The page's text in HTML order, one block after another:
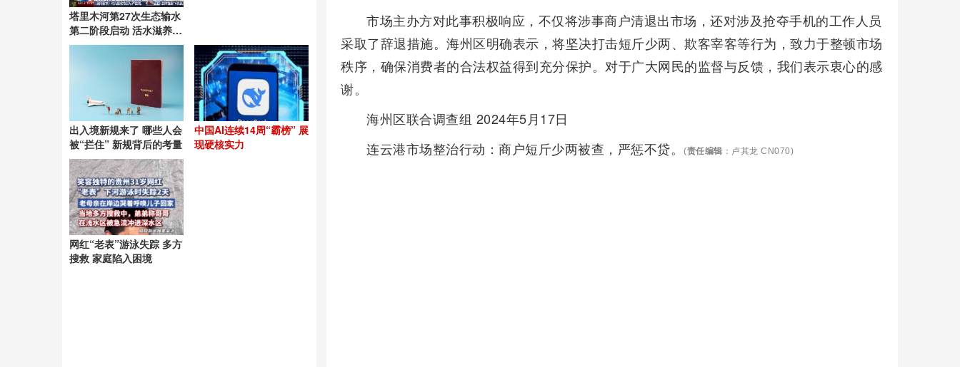
市场主办方对此事积极响应，不仅将涉事商户清退出市场，还对涉及抢夺手机的工作人员
采取了辞退措施。海州区明确表示，将坚决打击短斤少两、欺客宰客等行为，致力于整顿市场
秩序，确保消费者的合法权益得到充分保护。对于广大网民的监督与反馈，我们表示衷心的感
谢。
海州区联合调查组 2024年5月17日
连云港市场整治行动：商户短斤少两被查，严惩不贷。
(责任编辑 ：卢其龙 CN070)
塔里木河第27次生态输水
第二阶段启动 活水滋养绿
洲
出入境新规来了 哪些人会
被“拦住” 新规背后的考量
中国AI连续14周“霸榜” 展
现硬核实力
网红“老表”游泳失踪 多方
搜救 家庭陷入困境